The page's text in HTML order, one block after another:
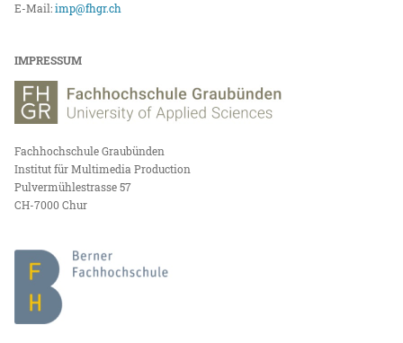
E-Mail:imp@fhgr.ch
IMPRESSUM
Fachhochschule Graubünden
Institut für Multimedia Production
Pulvermühlestrasse 57
CH-7000 Chur